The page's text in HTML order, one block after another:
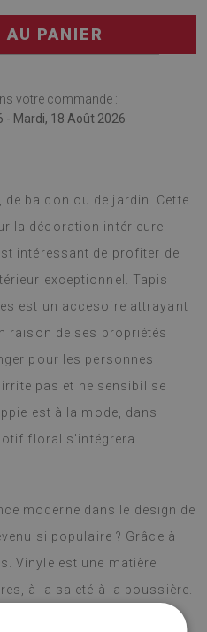
PANIER
votre commande :
- Mardi, 18 Août 2026
balcon ou de jardin. Cette
la décoration intérieure
intéressant de profiter de
exceptionnel. Tapis
est un accesoire attrayant
raison de ses propriétés
pour les personnes
pas et ne sensibilise
est à la mode, dans
floral s'intégrera
moderne dans le design de
si populaire ? Grâce à
Vinyle est une matière
à la saleté à la poussière.
des tapis de sol